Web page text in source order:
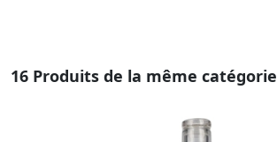
16 Produits de la même catégorie